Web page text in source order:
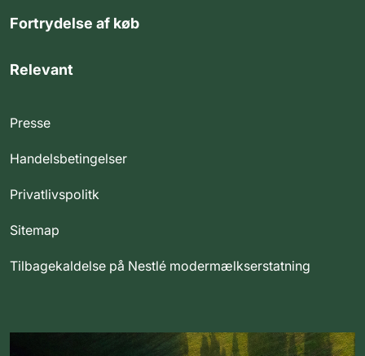
Fortrydelse af køb
Relevant
Presse
Handelsbetingelser
Privatlivspolitk
Sitemap
Tilbagekaldelse på Nestlé modermælkserstatning